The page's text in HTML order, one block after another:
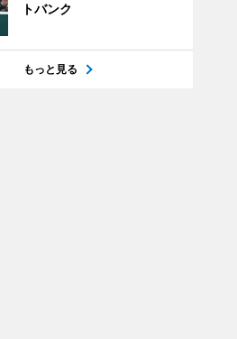
トバンク
もっと見る